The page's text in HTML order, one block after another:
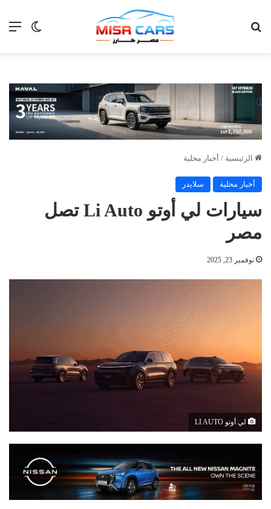
الوضع
الرئيسية / أخبار محلية
أخبار محلية سلايدر
سيارات لي أوتو Li Auto تصل
مصر
نوفمبر 23, 2025
لي أوتو LI AUTO